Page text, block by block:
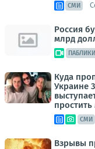
СМИ
Россия
млрд
ПАБЛИКИ
Куда
Украине
СМИ
Взрывы